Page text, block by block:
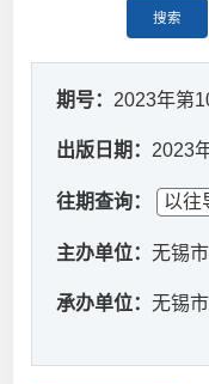
搜索
期号： 2023年第
出版日期： 2023
往期查询：
主办单位：无锡
承办单位：无锡